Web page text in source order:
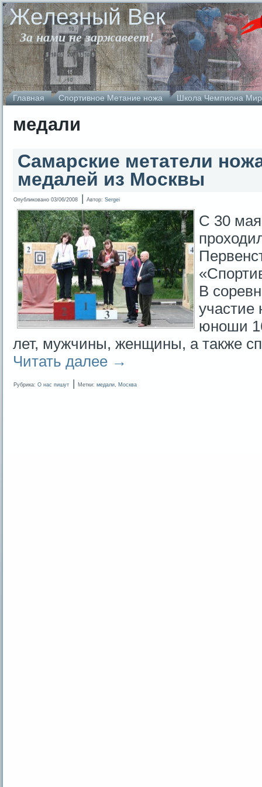
Железный Век
За нами не заржавеет!
Главная Спортивное Метание ножа Школа Чемпиона
медали
Самарские метатели
медалей из Москвы
Опубликовано 03/06/2008 | Автор: Sergei
С 30
В
участие
юноши
лет, мужчины, женщины, а также
Читать далее →
Рубрика: О нас пишут | Метки: медали, Москва